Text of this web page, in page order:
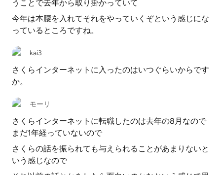
うことで去年から取り掛かっていて
今年は本腰を入れてそれをやっていくぞという感じにな
っているところですね。
kai3
さくらインターネットに入ったのはいつぐらいからです
か。
モーリ
さくらインターネットに転職したのは去年の8月なので
まだ1年経っていないので
さくらの話を振られても与えられることがあまりないと
いう感じなので